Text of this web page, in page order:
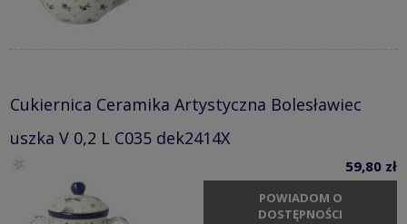
Cukiernica Ceramika Artystyczna Bolesławiec
uszka V 0,2 L C035 dek2414X
59,80 zł
POWIADOM O
DOSTĘPNOŚCI